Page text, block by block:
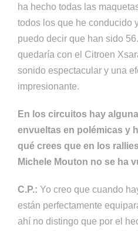
ha hecho todas las
todos los que he conducido
puedo decir que han sido
quedaría con el Citroen
sonido espectacular y una
impresionante.
En los circuitos hay
envueltas en polémicas y
qué crees que en los
Michele Mouton no se ha
C.P.: Yo creo que cuando
están perfectamente
ahí no distingo que por el